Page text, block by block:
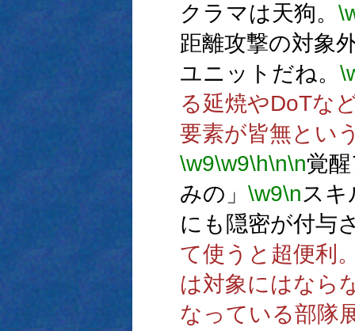
クラマは天狗。
距離攻撃の対象
ユニットだね。
る延焼やDoTな
要素が皆無とい
\w9\w9\h\n\n覚
みの」 \w9\nスキ
にも隠密が付与
て使うと超便利
は対象にはなら
なっている部隊